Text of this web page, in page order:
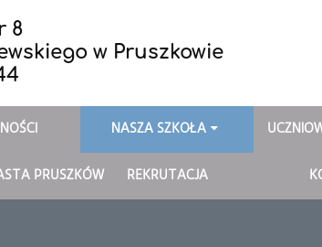
8
w Pruszkowie
NASZA SZKOŁA
PRUSZKÓW REKRUTACJA